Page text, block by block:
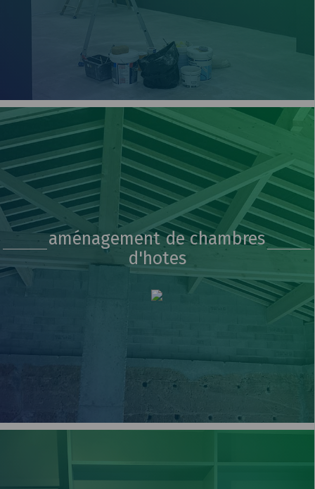
aménagement de chambres
d'hotes